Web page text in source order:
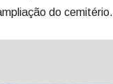
do cemitério.